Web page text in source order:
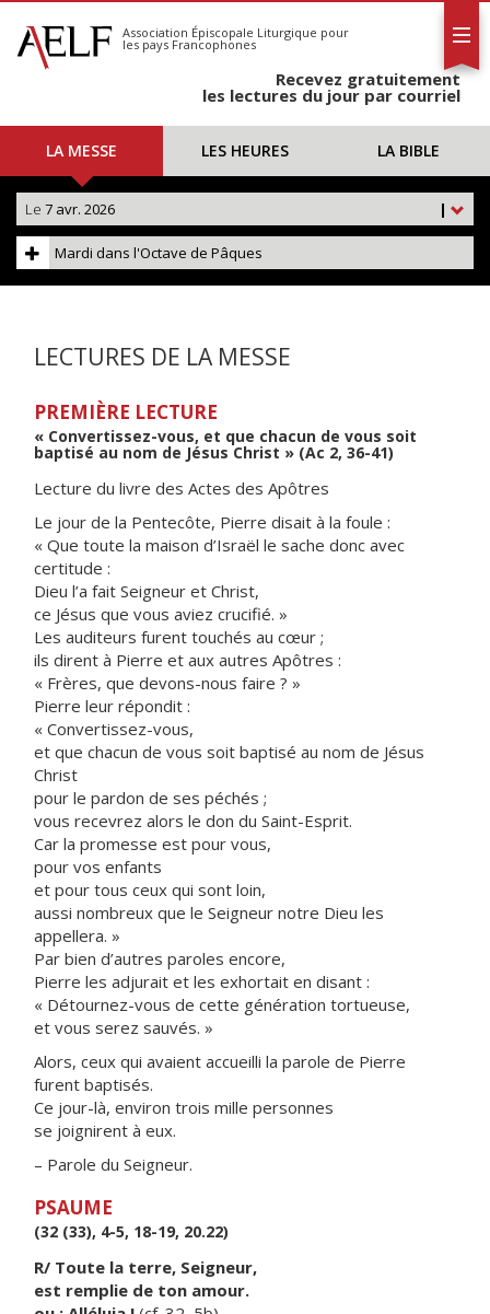
S'abonner
Calendrier
Association Épiscopale Liturgique pour
les pays Francophones
Recevez gratuitement
les lectures du jour par courriel
LA MESSE LES HEURES LA BIBLE
|
Le 7 avr. 2026
Mardi dans l'Octave de Pâques
LECTURES DE LA MESSE
PREMIÈRE LECTURE
« Convertissez-vous, et que chacun de vous soit
baptisé au nom de Jésus Christ » (Ac 2, 36-41)
Lecture du livre des Actes des Apôtres
Le jour de la Pentecôte, Pierre disait à la foule :
« Que toute la maison d’Israël le sache donc avec
certitude :
Dieu l’a fait Seigneur et Christ,
ce Jésus que vous aviez crucifié. »
Les auditeurs furent touchés au cœur ;
ils dirent à Pierre et aux autres Apôtres :
« Frères, que devons-nous faire ? »
Pierre leur répondit :
« Convertissez-vous,
et que chacun de vous soit baptisé au nom de Jésus
Christ
pour le pardon de ses péchés ;
vous recevrez alors le don du Saint-Esprit.
Car la promesse est pour vous,
pour vos enfants
et pour tous ceux qui sont loin,
aussi nombreux que le Seigneur notre Dieu les
appellera. »
Par bien d’autres paroles encore,
Pierre les adjurait et les exhortait en disant :
« Détournez-vous de cette génération tortueuse,
et vous serez sauvés. »
Alors, ceux qui avaient accueilli la parole de Pierre
furent baptisés.
Ce jour-là, environ trois mille personnes
se joignirent à eux.
– Parole du Seigneur.
PSAUME
(32 (33), 4-5, 18-19, 20.22)
R/ Toute la terre, Seigneur,
est remplie de ton amour.